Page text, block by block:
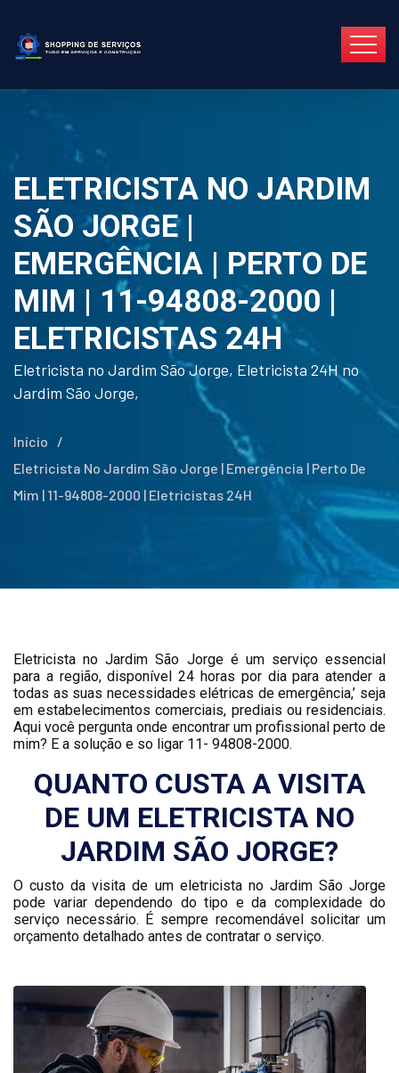
ELETRICISTA NO JARDIM
SÃO JORGE |
EMERGÊNCIA | PERTO DE
MIM | 11-94808-2000 |
ELETRICISTAS 24H
Eletricista no Jardim São Jorge, Eletricista 24H no
Jardim São Jorge,
Início
/
Eletricista No Jardim São Jorge | Emergência | Perto De
Mim | 11-94808-2000 | Eletricistas 24H
Eletricista no Jardim São Jorge é um serviço essencial
para a região, disponível 24 horas por dia para atender a
todas as suas necessidades elétricas de emergência,’ seja
em estabelecimentos comerciais, prediais ou residenciais.
Aqui você pergunta onde encontrar um profissional perto de
mim? E a solução e so ligar 11- 94808-2000.
QUANTO CUSTA A VISITA
DE UM ELETRICISTA NO
JARDIM SÃO JORGE?
O custo da visita de um eletricista no Jardim São Jorge
pode variar dependendo do tipo e da complexidade do
serviço necessário. É sempre recomendável solicitar um
orçamento detalhado antes de contratar o serviço.